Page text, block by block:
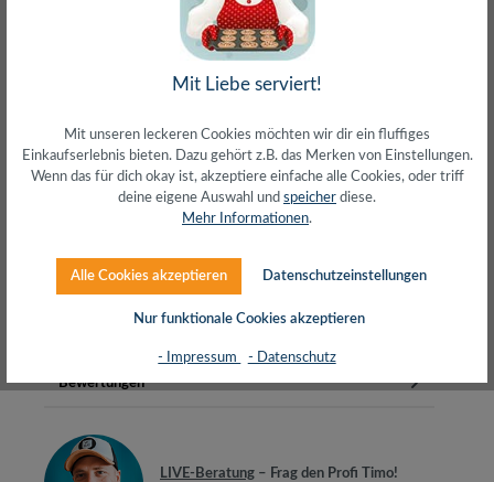
– Frag den Profi!
kostenlos und persönlich
Über 20+ Jahre Erfahrung
wir wissen von was wir sprechen
kg max.Die Halterung hat vier…
Bewertungen
LIVE-Beratung – Frag den Profi Timo!
Mit Liebe serviert!
Mit unseren leckeren Cookies möchten wir dir ein fluffiges
Einkaufserlebnis bieten. Dazu gehört z.B. das Merken von Einstellungen.
Wenn das für dich okay ist, akzeptiere einfache alle Cookies, oder triff
deine eigene Auswahl und speicher diese.
Mehr Informationen.
Alle Cookies akzeptieren Datenschutzeinstellungen
Nur funktionale Cookies akzeptieren
- Impressum - Datenschutz